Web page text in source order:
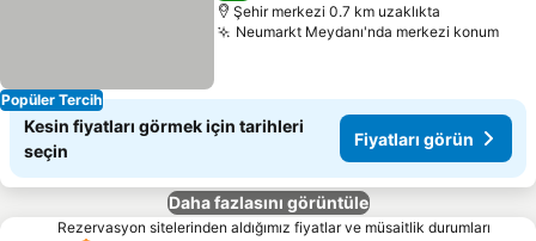
Popüler Tercih
Şehir merkezi 0.7 km uzaklıkta
Neumarkt Meydanı'nda merkezi konum
Kesin fiyatları görmek için tarihleri
seçin
Fiyatları görün
Daha fazlasını görüntüle
Rezervasyon sitelerinden aldığımız fiyatlar ve müsaitlik durumları